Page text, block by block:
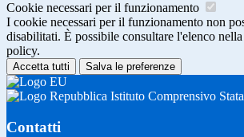
Cookie necessari per il funzionamento
I cookie necessari per il funzionamento non
disabilitati. È possibile consultare l'elenco
policy.
Accetta tutti Salva le preferenze
Istituto Comprensivo
Contatti